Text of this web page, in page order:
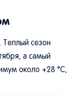
Теплый сезон
а самый
около +28 °C,